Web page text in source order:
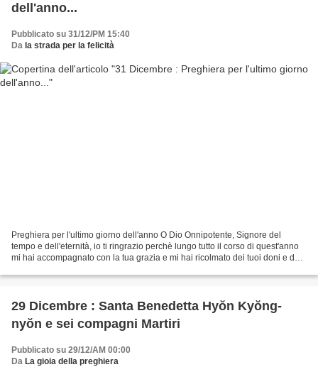
dell'anno...
Pubblicato su 31/12/PM 15:40
Da la strada per la felicità
Preghiera per l'ultimo giorno dell'anno O Dio Onnipotente, Signore del
tempo e dell'eternità, io ti ringrazio perchè lungo tutto il corso di quest'anno
mi hai accompagnato con la tua grazia e mi hai ricolmato dei tuoi doni e del
29 Dicembre : Santa Benedetta Hyŏn Kyŏng-
nyŏn e sei compagni Martiri
Pubblicato su 29/12/AM 00:00
Da La gioia della preghiera